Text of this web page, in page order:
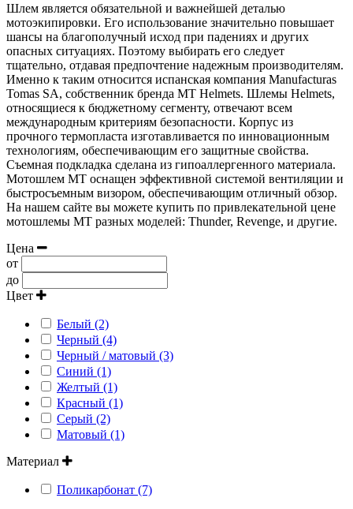
Шлем является обязательной и важнейшей деталью
мотоэкипировки. Его использование значительно повышает
шансы на благополучный исход при падениях и других
опасных ситуациях. Поэтому выбирать его следует
тщательно, отдавая предпочтение надежным производителям.
Именно к таким относится испанская компания Manufacturas
Tomas SA, собственник бренда MT Helmets. Шлемы Helmets,
относящиеся к бюджетному сегменту, отвечают всем
международным критериям безопасности. Корпус из
прочного термопласта изготавливается по инновационным
технологиям, обеспечивающим его защитные свойства.
Съемная подкладка сделана из гипоаллергенного материала.
Мотошлем MT оснащен эффективной системой вентиляции и
быстросъемным визором, обеспечивающим отличный обзор.
На нашем сайте вы можете купить по привлекательной цене
мотошлемы МТ разных моделей: Thunder, Revenge, и другие.
Цена
от
до
Цвет
Белый (2)
Черный (4)
Черный / матовый (3)
Синий (1)
Желтый (1)
Красный (1)
Серый (2)
Матовый (1)
Материал
Поликарбонат (7)